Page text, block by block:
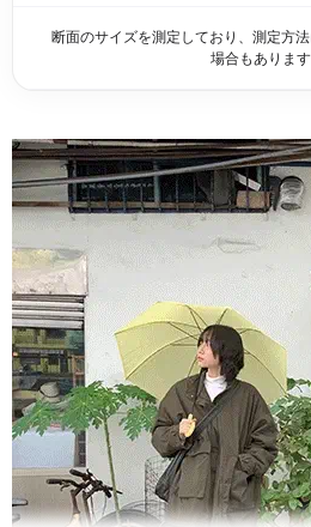
断面のサイズを測定しており、測定方
場合もあります